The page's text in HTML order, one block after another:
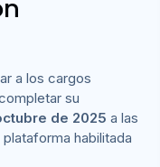
a los cargos
su
de 2025 a las
habilitada